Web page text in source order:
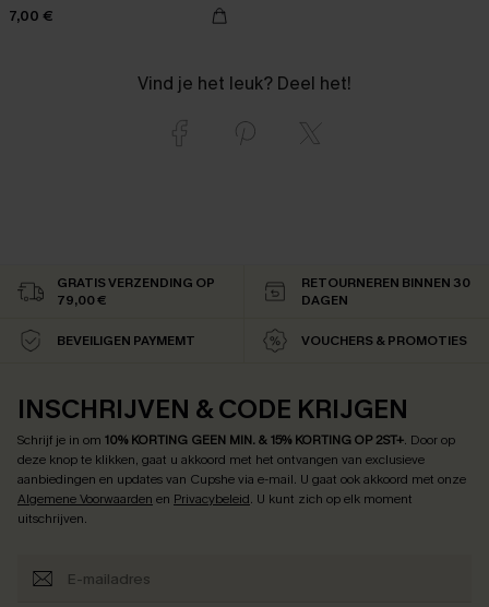
7,00 €
Vind je het leuk? Deel het!
GRATIS VERZENDING OP
79,00 €
RETOURNEREN BINNEN 30
DAGEN
BEVEILIGEN PAYMEMT VOUCHERS & PROMOTIES
INSCHRIJVEN & CODE KRIJGEN
Schrijf je in om 10% KORTING GEEN MIN. & 15% KORTING OP 2ST+. Door op
deze knop te klikken, gaat u akkoord met het ontvangen van exclusieve
aanbiedingen en updates van Cupshe via e-mail. U gaat ook akkoord met onze
Algemene Voorwaarden en Privacybeleid. U kunt zich op elk moment
uitschrijven.